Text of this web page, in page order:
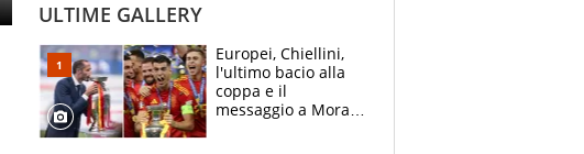
ULTIME GALLERY
Europei, Chiellini,
l'ultimo bacio alla
coppa e il
messaggio a Morata